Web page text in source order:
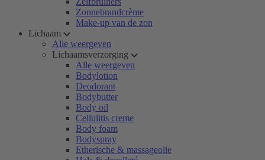
Zonnebrandcrème
Make-up van de zon
Lichaam
Alle weergeven
Lichaamsverzorging
Alle weergeven
Bodylotion
Deodorant
Bodybutter
Body oil
Cellulitis creme
Body foam
Bodyspray
Etherische & massageolie